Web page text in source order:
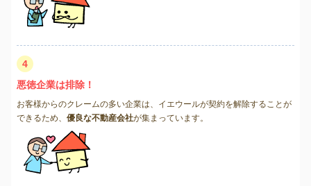
4
悪徳企業は排除！
お客様からのクレームの多い企業は、イエウールが契約を解除することが
できるため、 優良な不動産会社が集まっています。